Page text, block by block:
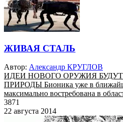
ЖИВАЯ СТАЛЬ
Автор: Александр КРУГЛОВ
ИДЕИ НОВОГО ОРУЖИЯ
ПРИРОДЫ Бионика уже в
максимально востребована в
3871
22 августа 2014